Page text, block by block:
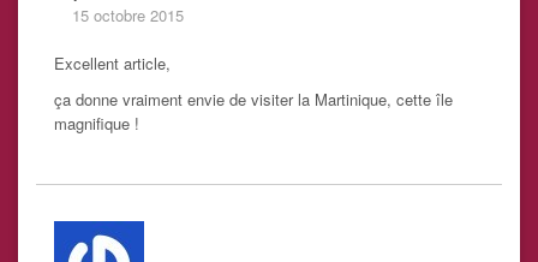
15 octobre 2015
Excellent article,
ça donne vraiment envie de visiter la Martinique, cette île
magnifique !